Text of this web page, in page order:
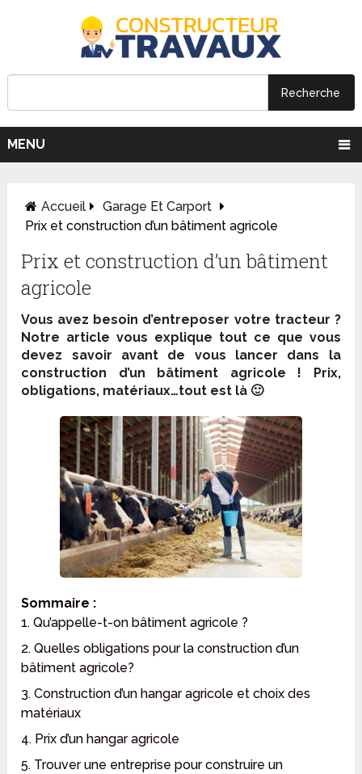
MENU
Accueil
Garage Et Carport
Prix et construction d’un bâtiment agricole
Prix et construction d’un bâtiment
agricole
Vous avez besoin d’entreposer votre tracteur ?
Notre article vous explique tout ce que vous
devez savoir avant de vous lancer dans la
construction d’un bâtiment agricole ! Prix,
obligations, matériaux…tout est là 🙂
Sommaire :
1. Qu’appelle-t-on bâtiment agricole ?
2. Quelles obligations pour la construction d’un
bâtiment agricole?
3. Construction d’un hangar agricole et choix des
matériaux
4. Prix d’un hangar agricole
5. Trouver une entreprise pour construire un